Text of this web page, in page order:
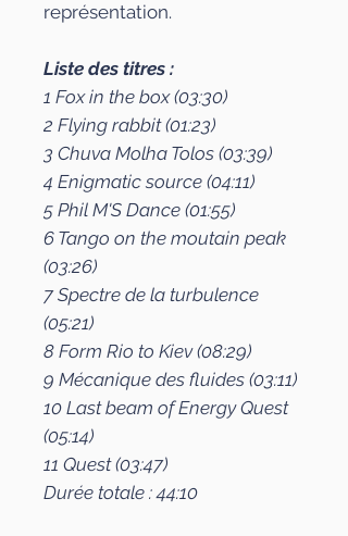
représentation.
Liste des titres :
1 Fox in the box (03:30)
2 Flying rabbit (01:23)
3 Chuva Molha Tolos (03:39)
4 Enigmatic source (04:11)
5 Phil M'S Dance (01:55)
6 Tango on the moutain peak
(03:26)
7 Spectre de la turbulence
(05:21)
8 Form Rio to Kiev (08:29)
9 Mécanique des fluides (03:11)
10 Last beam of Energy Quest
(05:14)
11 Quest (03:47)
Durée totale : 44:10